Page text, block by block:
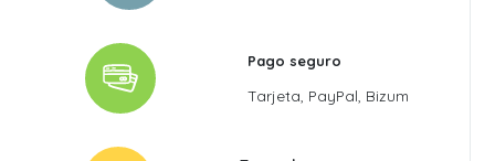
Pago seguro
Tarjeta, PayPal, Bizum